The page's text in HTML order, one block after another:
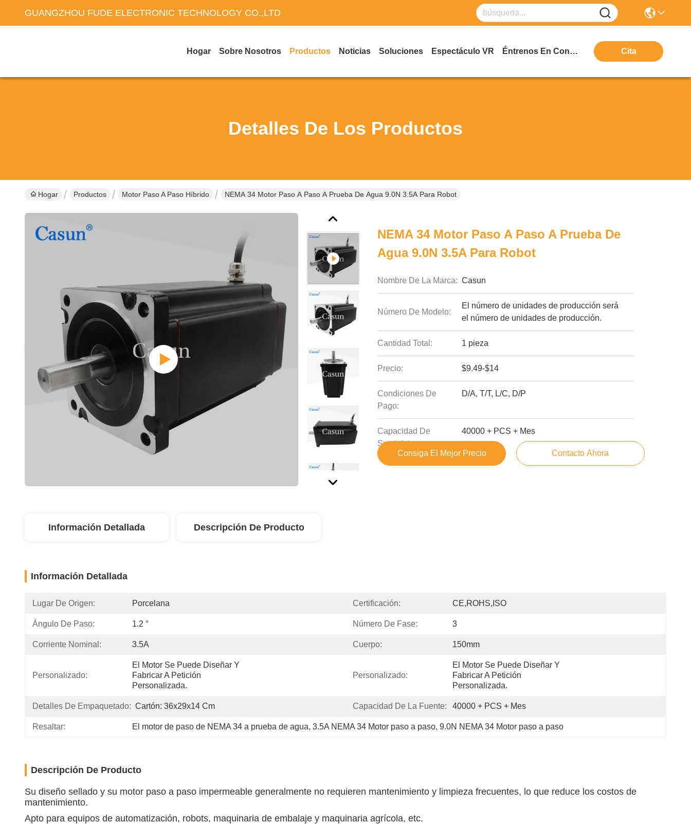
GUANGZHOU FUDE ELECTRONIC TECHNOLOGY CO.,LTD
Hogar Sobre Nosotros Productos Noticias Soluciones Espectáculo VR Éntrenos En Contacto Con Cita
Detalles De Los Productos
Hogar Productos Motor Paso A Paso Híbrido NEMA 34 Motor Paso A Paso A Prueba De Agua 9.0N 3.5A Para Robot
NEMA 34 Motor Paso A Paso A Prueba De
Agua 9.0N 3.5A Para Robot
Nombre De La Marca: Casun
Número De Modelo:
El número de unidades de producción será
el número de unidades de producción.
Cantidad Total: 1 pieza
Precio: $9.49-$14
Condiciones De
Pago:
D/A, T/T, L/C, D/P
Capacidad De
Suministro:
40000 + PCS + Mes
Consiga El Mejor Precio Contacto Ahora
Información Detallada Descripción De Producto
Información Detallada
Lugar De Origen: Porcelana Certificación: CE,ROHS,ISO
Ángulo De Paso: 1.2 ° Número De Fase: 3
Corriente Nominal: 3.5A Cuerpo: 150mm
Personalizado:
El Motor Se Puede Diseñar Y
Fabricar A Petición
Personalizada.
Personalizado:
El Motor Se Puede Diseñar Y
Fabricar A Petición
Personalizada.
Detalles De Empaquetado: Cartón: 36x29x14 Cm Capacidad De La Fuente: 40000 + PCS + Mes
Resaltar: El motor de paso de NEMA 34 a prueba de agua, 3.5A NEMA 34 Motor paso a paso, 9.0N NEMA 34 Motor paso a paso
Descripción De Producto
Su diseño sellado y su motor paso a paso impermeable generalmente no requieren mantenimiento y limpieza frecuentes, lo que reduce los costos de
mantenimiento.
Apto para equipos de automatización, robots, maquinaria de embalaje y maquinaria agrícola, etc.